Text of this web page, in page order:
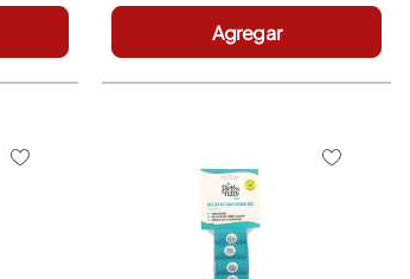
Agregar